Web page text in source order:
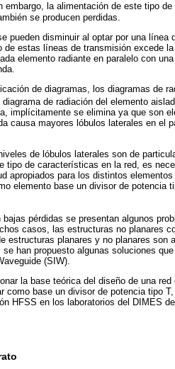
embargo, la alimentación de este tipo
se producen perdidas.
pueden disminuir al optar por una línea
de estas líneas de transmisión excede
elemento radiante en paralelo con
de diagramas, los diagramas de
de radiación del elemento
implícitamente se elimina ya que son
causa mayores lóbulos laterales en el
de lóbulos laterales son de
tipo de características en la red, es
apropiados para los distintos
elemento base un divisor de potencia
pérdidas se presentan algunos
casos, las estructuras no planares
estructuras planares y no planares son
han propuesto algunas soluciones
(SIW).
la base teórica del diseño de una
como base un divisor de potencia tipo
HFSS en los laboratorios del DIMES